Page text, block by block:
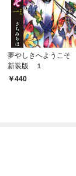
夢やしきへようこそ
新装版 １
440